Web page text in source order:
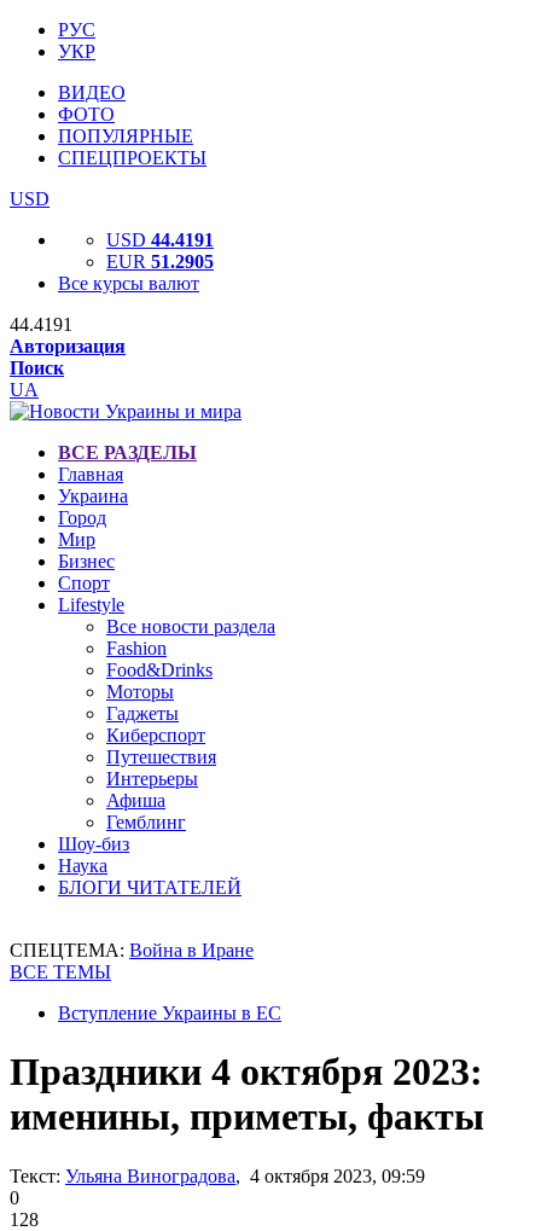
РУС
УКР
ВИДЕО
ФОТО
ПОПУЛЯРНЫЕ
СПЕЦПРОЕКТЫ
USD
USD 44.4191
EUR 51.2905
Все курсы валют
44.4191
Авторизация
Поиск
UA
ВСЕ РАЗДЕЛЫ
Главная
Украина
Город
Мир
Бизнес
Спорт
Lifestyle
Все новости раздела
Fashion
Food&Drinks
Моторы
Гаджеты
Киберспорт
Путешествия
Интерьеры
Афиша
Гемблинг
Шоу-биз
Наука
БЛОГИ ЧИТАТЕЛЕЙ
СПЕЦТЕМА: Война в Иране
ВСЕ ТЕМЫ
Вступление Украины в ЕС
Праздники 4 октября 2023:
именины, приметы, факты
Текст: Ульяна Виноградова, 4 октября 2023, 09:59
0
128